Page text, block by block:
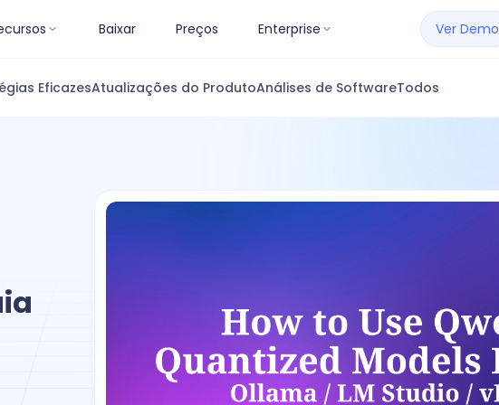
Baixar Preços Enterprise Ver Demo
EficazesAtualizações do ProdutoAnálises de SoftwareTodos